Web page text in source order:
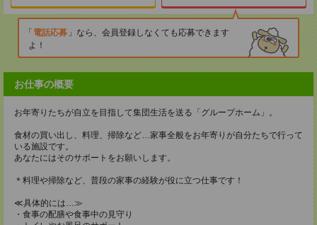
電話応募
なら、会員登録しなくても応募できます
よ！
お仕事の概要
お年寄りたちが自立を目指して集団生活を送る「グループホーム」。
食材の買い出し、料理、掃除など…家事全般をお年寄りが自分たちで行って
いる施設です。
あなたにはそのサポートをお願いします。
＊料理や掃除など、普段の家事の経験が役に立つ仕事です！
≪具体的には…≫
・食事の配膳や食事中の見守り